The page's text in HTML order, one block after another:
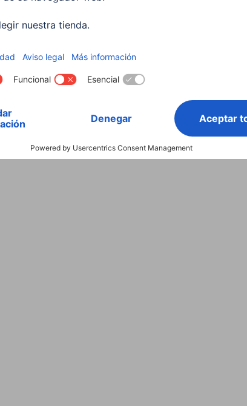
de Hama
tablet grande (capacidad de carga entre
15 000 mAh de capacidad. Esta también
hasta el viaje de vuelta.
cargar muchos modelos de tablet y portátil al